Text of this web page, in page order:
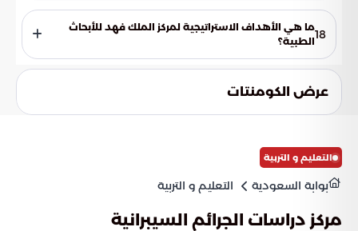
تأتي مساهمة المركز من خلال إجراء أبحاث طبية تطبيقية عالية
الجودة والتعاون مع القطاعين الحكومي والخاص.
18ما هي الأهداف الاستراتيجية لمركز الملك فهد للأبحاث
الطبية؟
تشمل الأهداف الاستراتيجية تقليل الاعتماد على الخارج في المجال
عرض الكومنتات
التعليم و التربية
بوابة السعودية التعليم و التربية
مركز دراسات الجرائم السيبرانية